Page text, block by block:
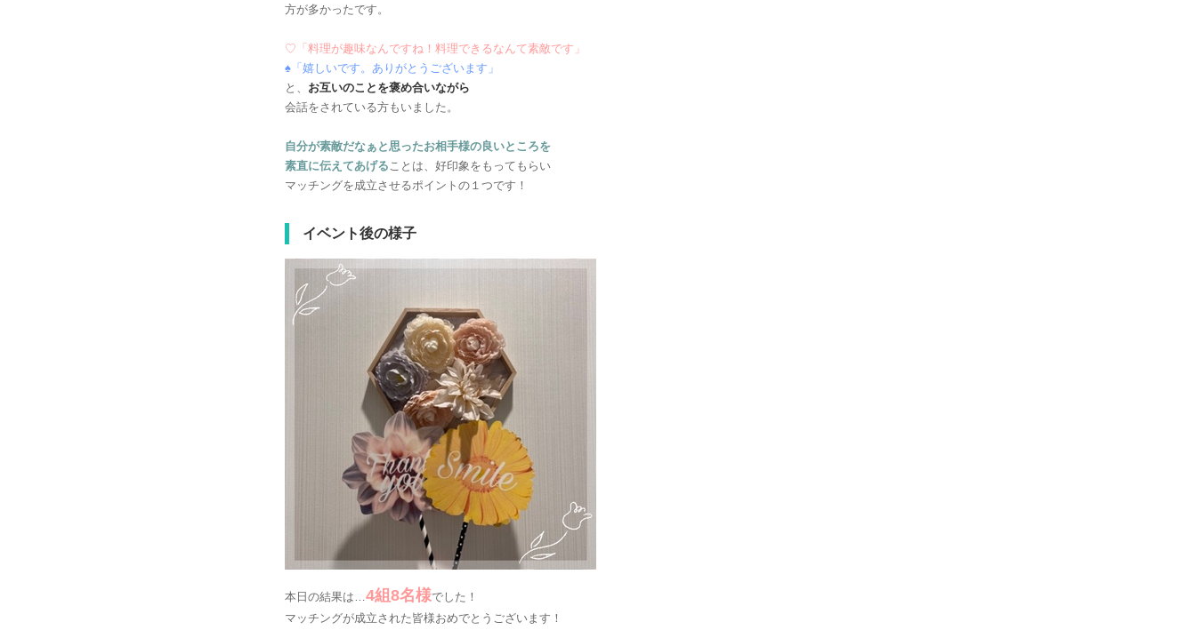
方が多かったです。
♡「料理が趣味なんですね！料理できるなんて素敵です」
♠「嬉しいです。ありがとうございます」
と、 お互いのことを褒め合いながら
会話をされている方もいました。
自分が素敵だなぁと思ったお相手様の良いところを
素直に伝えてあげる ことは、好印象をもってもらい
マッチングを成立させるポイントの１つです！
イベント後の様子
本日の結果は… 4組8名様でした！
マッチングが成立された皆様おめでとうございます！